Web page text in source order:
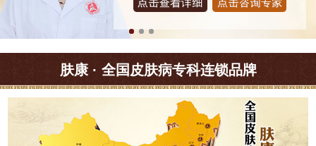
肤康 · 全国皮肤病专科连锁品牌